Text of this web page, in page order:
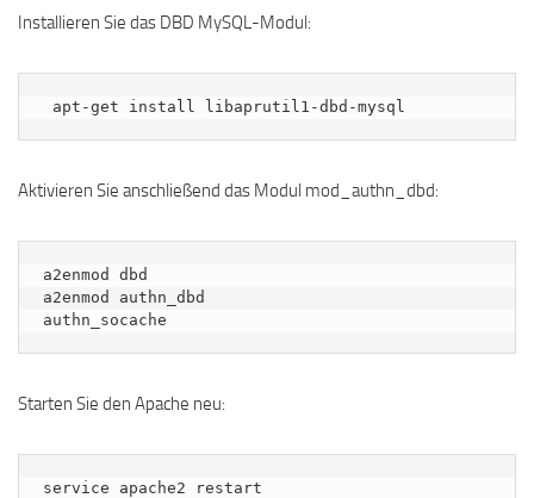
Installieren Sie das DBD MySQL-Modul:
apt-get install libaprutil1-dbd-mysql
Aktivieren Sie anschließend das Modul mod_authn_dbd:
a2enmod dbd
a2enmod authn_dbd
authn_socache
Starten Sie den Apache neu:
service apache2 restart